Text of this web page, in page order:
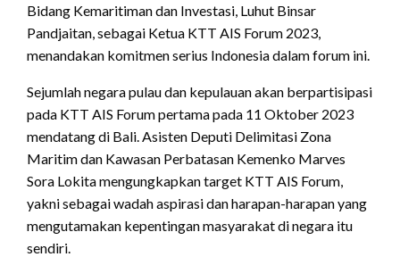
Bidang Kemaritiman dan Investasi, Luhut Binsar
Pandjaitan, sebagai Ketua KTT AIS Forum 2023,
menandakan komitmen serius Indonesia dalam forum ini.
Sejumlah negara pulau dan kepulauan akan berpartisipasi
pada KTT AIS Forum pertama pada 11 Oktober 2023
mendatang di Bali. Asisten Deputi Delimitasi Zona
Maritim dan Kawasan Perbatasan Kemenko Marves
Sora Lokita mengungkapkan target KTT AIS Forum,
yakni sebagai wadah aspirasi dan harapan-harapan yang
mengutamakan kepentingan masyarakat di negara itu
sendiri.